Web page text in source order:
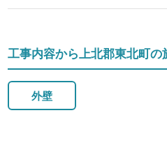
工事内容から上北郡東北町の
外壁